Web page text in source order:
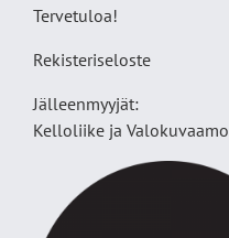
Tervetuloa!
Rekisteriseloste
Jälleenmyyjät:
Kelloliike ja Valokuvaamo